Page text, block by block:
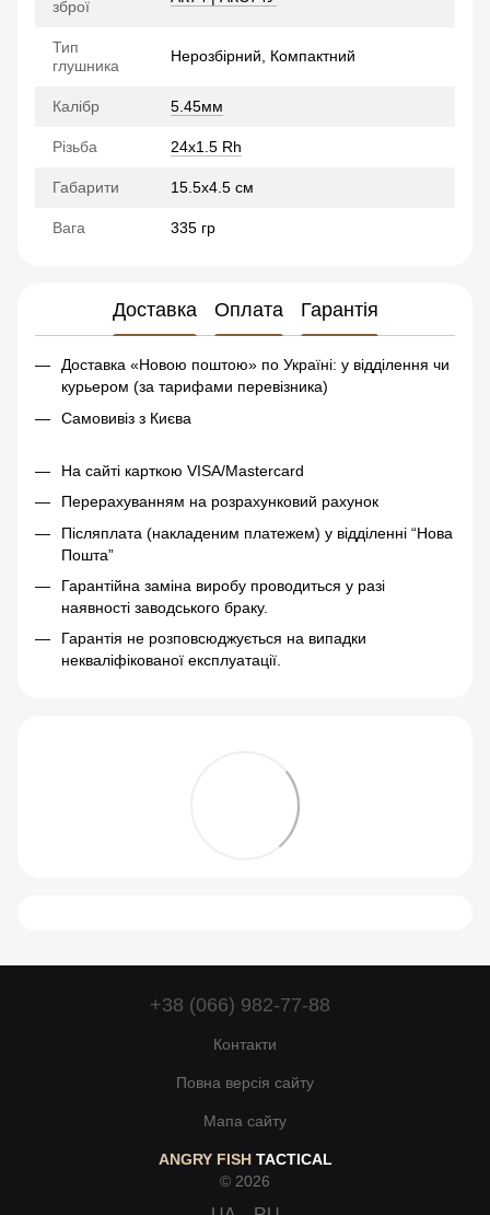
зброї
Тип
глушника
Нерозбірний, Компактний
Калібр 5.45мм
Різьба 24x1.5 Rh
Габарити 15.5х4.5 см
Вага 335 гр
Доставка Оплата Гарантія
Доставка «Новою поштою» по Україні: у відділення чи
курьером (за тарифами перевізника)
Самовивіз з Києва
На сайті карткою VISA/Mastercard
Перерахуванням на розрахунковий рахунок
Післяплата (накладеним платежем) у відділенні “Нова
Пошта”
Гарантійна заміна виробу проводиться у разі
наявності заводського браку.
Гарантія не розповсюджується на випадки
некваліфікованої експлуатації.
+38 (066) 982-77-88
Контакти
Повна версія сайту
Мапа сайту
ANGRY FISH TACTICAL
© 2026